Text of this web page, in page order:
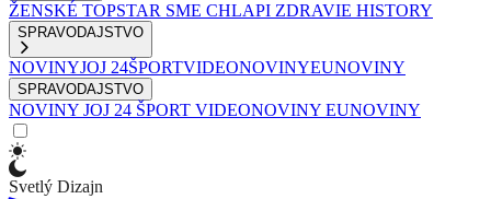
ŽENSKÉ TOPSTAR SME CHLAPI ZDRAVIE HISTORY
SPRAVODAJSTVO
NOVINYJOJ 24ŠPORTVIDEONOVINYEUNOVINY
SPRAVODAJSTVO
NOVINY JOJ 24 ŠPORT VIDEONOVINY EUNOVINY
Svetlý Dizajn